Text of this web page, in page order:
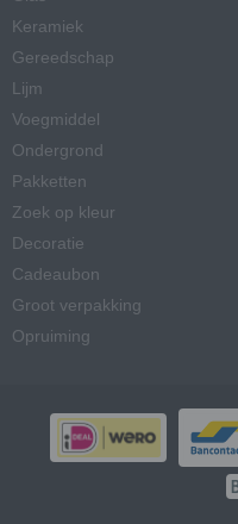
Keramiek
Gereedschap
Lijm
Voegmiddel
Ondergrond
Pakketten
Zoek op kleur
Decoratie
Cadeaubon
Groot verpakking
Opruiming